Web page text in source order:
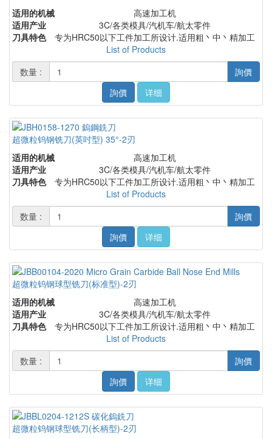
适用的机械
高速加工机
适用产业
3C/各类模具/汽机车/航太零件
刀具特色
专为HRC50以下工件加工所设计.适用粗丶中丶精加工
List of Products
数量 :
詢價
詢價
详细
超微粒钨钢铣刀(英吋型) 35°-2刃
适用的机械
高速加工机
适用产业
3C/各类模具/汽机车/航太零件
刀具特色
专为HRC50以下工件加工所设计.适用粗丶中丶精加工
List of Products
数量 :
詢價
詢價
详细
超微粒钨钢球型铣刀(标准型)-2刃
适用的机械
高速加工机
适用产业
3C/各类模具/汽机车/航太零件
刀具特色
专为HRC50以下工件加工所设计.适用粗丶中丶精加工
List of Products
数量 :
詢價
詢價
详细
超微粒钨钢球型铣刀(长柄型)-2刃